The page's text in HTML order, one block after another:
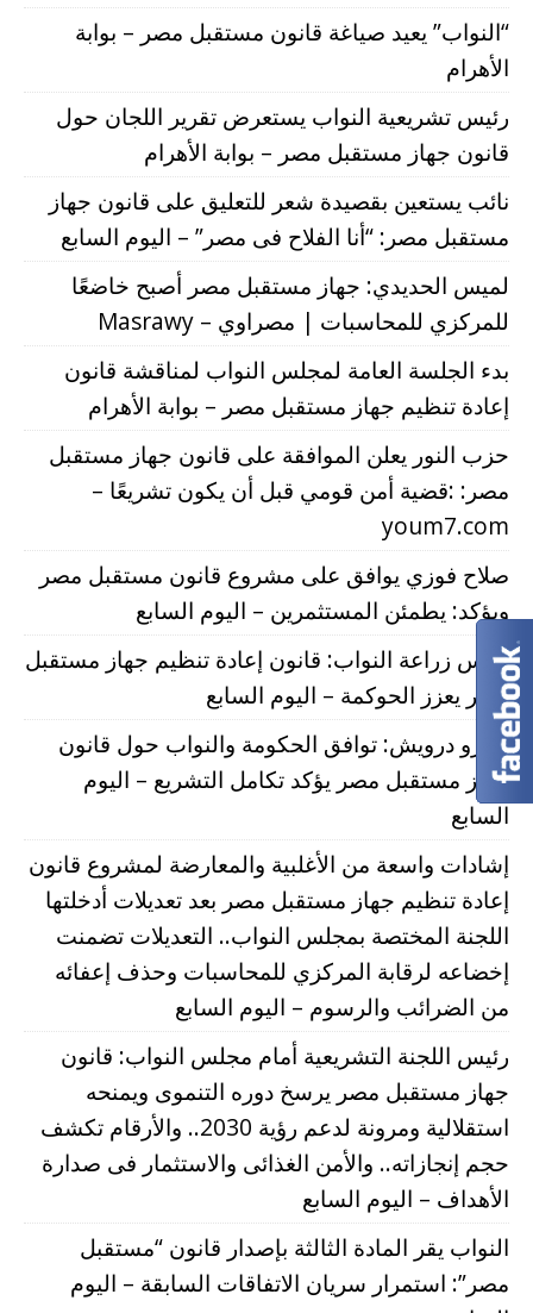
“النواب” يعيد صياغة قانون مستقبل مصر – بوابة
الأهرام
رئيس تشريعية النواب يستعرض تقرير اللجان حول
قانون جهاز مستقبل مصر – بوابة الأهرام
نائب يستعين بقصيدة شعر للتعليق على قانون جهاز
مستقبل مصر: “أنا الفلاح فى مصر” – اليوم السابع
لميس الحديدي: جهاز مستقبل مصر أصبح خاضعًا
للمركزي للمحاسبات | مصراوي – Masrawy
بدء الجلسة العامة لمجلس النواب لمناقشة قانون
إعادة تنظيم جهاز مستقبل مصر – بوابة الأهرام
حزب النور يعلن الموافقة على قانون جهاز مستقبل
مصر: :قضية أمن قومي قبل أن يكون تشريعًا –
youm7.com
صلاح فوزي يوافق على مشروع قانون مستقبل مصر
ويؤكد: يطمئن المستثمرين – اليوم السابع
رئيس زراعة النواب: قانون إعادة تنظيم جهاز مستقبل
مصر يعزز الحوكمة – اليوم السابع
عمرو درويش: توافق الحكومة والنواب حول قانون
جهاز مستقبل مصر يؤكد تكامل التشريع – اليوم
السابع
إشادات واسعة من الأغلبية والمعارضة لمشروع قانون
إعادة تنظيم جهاز مستقبل مصر بعد تعديلات أدخلتها
اللجنة المختصة بمجلس النواب.. التعديلات تضمنت
إخضاعه لرقابة المركزي للمحاسبات وحذف إعفائه
من الضرائب والرسوم – اليوم السابع
رئيس اللجنة التشريعية أمام مجلس النواب: قانون
جهاز مستقبل مصر يرسخ دوره التنموى ويمنحه
استقلالية ومرونة لدعم رؤية 2030.. والأرقام تكشف
حجم إنجازاته.. والأمن الغذائى والاستثمار فى صدارة
الأهداف – اليوم السابع
النواب يقر المادة الثالثة بإصدار قانون “مستقبل
مصر”: استمرار سريان الاتفاقات السابقة – اليوم